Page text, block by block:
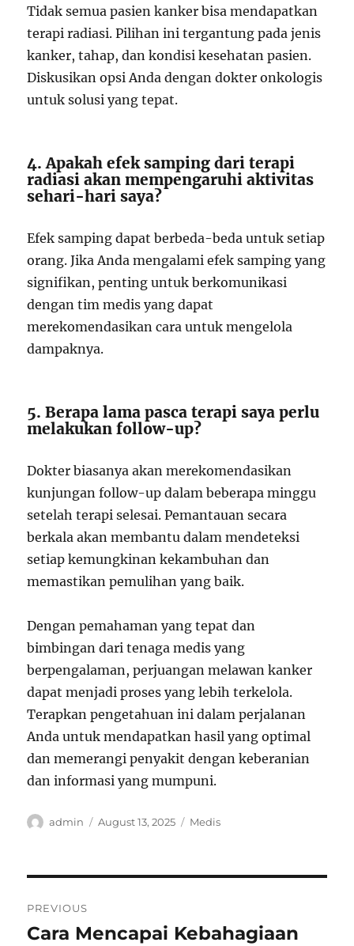
Tidak semua pasien kanker bisa mendapatkan
terapi radiasi. Pilihan ini tergantung pada jenis
kanker, tahap, dan kondisi kesehatan pasien.
Diskusikan opsi Anda dengan dokter onkologis
untuk solusi yang tepat.
4. Apakah efek samping dari terapi
radiasi akan mempengaruhi aktivitas
sehari-hari saya?
Efek samping dapat berbeda-beda untuk setiap
orang. Jika Anda mengalami efek samping yang
signifikan, penting untuk berkomunikasi
dengan tim medis yang dapat
merekomendasikan cara untuk mengelola
dampaknya.
5. Berapa lama pasca terapi saya perlu
melakukan follow-up?
Dokter biasanya akan merekomendasikan
kunjungan follow-up dalam beberapa minggu
setelah terapi selesai. Pemantauan secara
berkala akan membantu dalam mendeteksi
setiap kemungkinan kekambuhan dan
memastikan pemulihan yang baik.
Dengan pemahaman yang tepat dan
bimbingan dari tenaga medis yang
berpengalaman, perjuangan melawan kanker
dapat menjadi proses yang lebih terkelola.
Terapkan pengetahuan ini dalam perjalanan
Anda untuk mendapatkan hasil yang optimal
dan memerangi penyakit dengan keberanian
dan informasi yang mumpuni.
Author
admin
Posted
August 13, 2025 Categories
Medis
navigation
PREVIOUS
Previous
Cara Mencapai Kebahagiaan